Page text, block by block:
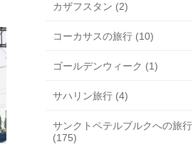
カザフスタン (2)
コーカサスの旅行 (10)
ゴールデンウィーク (1)
サハリン旅行 (4)
サンクトペテルブルクへの旅行
(175)